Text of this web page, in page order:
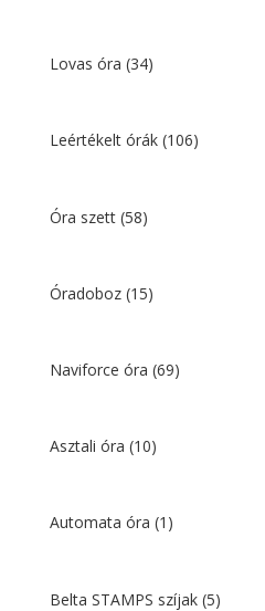
Lovas óra (34)
Leértékelt órák (106)
Óra szett (58)
Óradoboz (15)
Naviforce óra (69)
Asztali óra (10)
Automata óra (1)
Belta STAMPS szíjak (5)